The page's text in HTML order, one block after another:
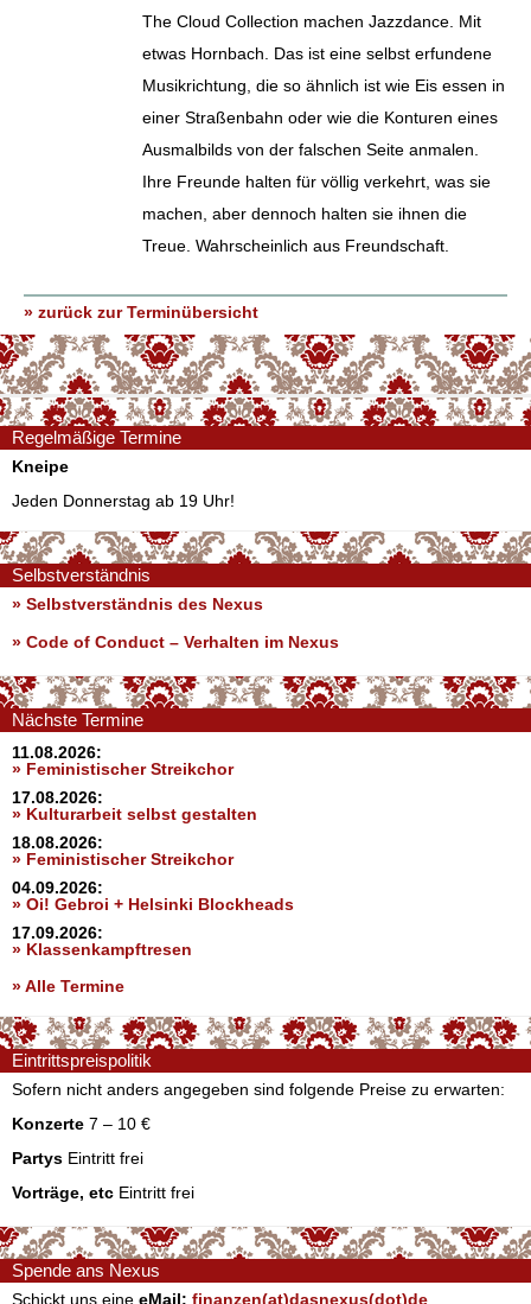
The Cloud Collection machen Jazzdance. Mit
etwas Hornbach. Das ist eine selbst erfundene
Musikrichtung, die so ähnlich ist wie Eis essen in
einer Straßenbahn oder wie die Konturen eines
Ausmalbilds von der falschen Seite anmalen.
Ihre Freunde halten für völlig verkehrt, was sie
machen, aber dennoch halten sie ihnen die
Treue. Wahrscheinlich aus Freundschaft.
» zurück zur Terminübersicht
Regelmäßige Termine
Kneipe
Jeden Donnerstag ab 19 Uhr!
Selbstverständnis
» Selbstverständnis des Nexus
» Code of Conduct – Verhalten im Nexus
Nächste Termine
11.08.2026:
» Feministischer Streikchor
17.08.2026:
» Kulturarbeit selbst gestalten
18.08.2026:
» Feministischer Streikchor
04.09.2026:
» Oi! Gebroi + Helsinki Blockheads
17.09.2026:
» Klassenkampftresen
» Alle Termine
Eintrittspreispolitik
Sofern nicht anders angegeben sind folgende Preise zu erwarten:
Konzerte 7 – 10 €
Partys Eintritt frei
Vorträge, etc Eintritt frei
Spende ans Nexus
Schickt uns eine eMail: finanzen(at)dasnexus(dot)de